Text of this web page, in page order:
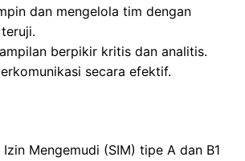
dan mengelola tim dengan
berpikir kritis dan analitis.
secara efektif.
Mengemudi (SIM) tipe A dan B1